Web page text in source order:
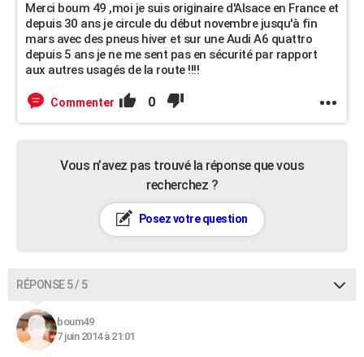
Merci boum 49 ,moi je suis originaire d'Alsace en France et
depuis 30 ans je circule du début novembre jusqu'à fin
mars avec des pneus hiver et sur une Audi A6 quattro
depuis 5 ans je ne me sent pas en sécurité par rapport
aux autres usagés de la route !!!!
Commenter 0
Vous n’avez pas trouvé la réponse que vous
recherchez ?
Posez votre question
RÉPONSE 5 / 5
boum49
7 juin 2014 à 21:01